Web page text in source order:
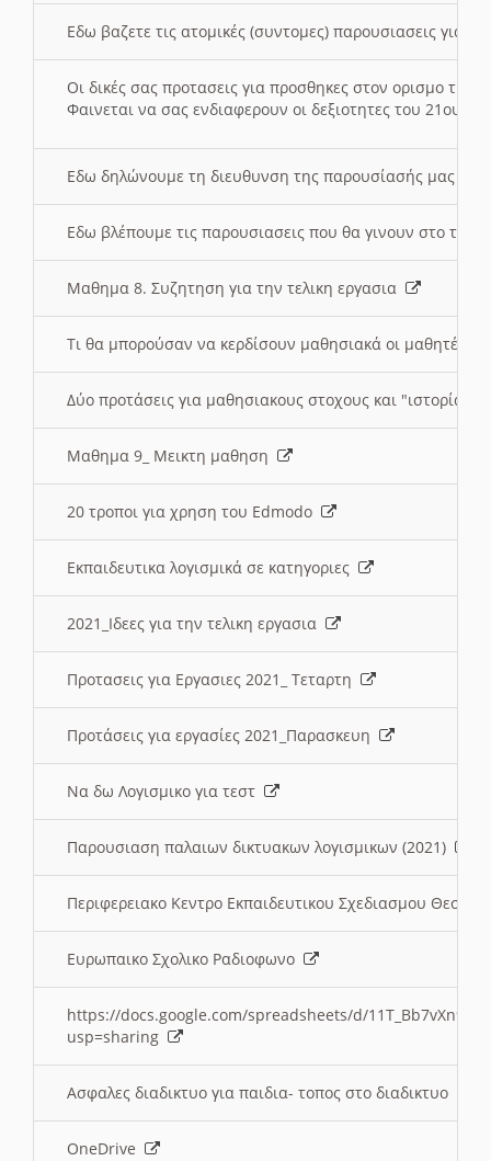
Εδω βαζετε τις ατομικές (συντομες) παρουσιασεις για
Οι δικές σας προτασεις για προσθηκες στον ορισμο
Φαινεται να σας ενδιαφερουν οι δεξιοτητες του 21ου
Εδω δηλώνουμε τη διευθυνση της παρουσίασής μας
Εδω βλέπουμε τις παρουσιασεις που θα γινουν στο
Μαθημα 8. Συζητηση για την τελικη εργασια
Τι θα μπορούσαν να κερδίσουν μαθησιακά οι μαθητές/
Δύο προτάσεις για μαθησιακους στοχους και "ιστορία"
Μαθημα 9_ Μεικτη μαθηση
20 τροποι για χρηση του Edmodo
Εκπαιδευτικα λογισμικά σε κατηγοριες
2021_Ιδεες για την τελικη εργασια
Προτασεις για Εργασιες 2021_ Τεταρτη
Προτάσεις για εργασίες 2021_Παρασκευη
Να δω Λογισμικο για τεστ
Παρουσιαση παλαιων δικτυακων λογισμικων (2021)
Περιφερειακο Κεντρο Εκπαιδευτικου Σχεδιασμου
Ευρωπαικο Σχολικο Ραδιοφωνο
https://docs.google.com/spreadsheets/d/
usp=sharing
Ασφαλες διαδικτυο για παιδια- τοπος στο διαδικτυο
OneDrive